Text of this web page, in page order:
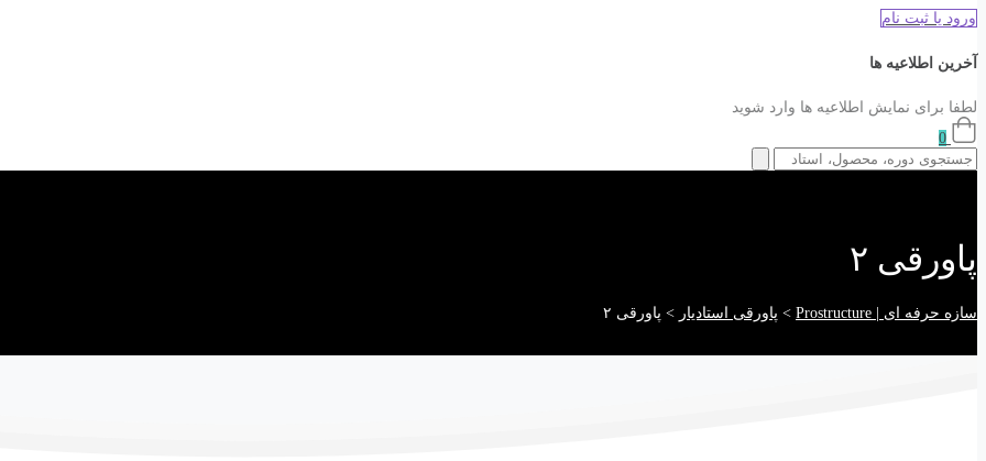
ورود یا ثبت نام
آخرین اطلاعیه ها
لطفا برای نمایش اطلاعیه ها وارد شوید
0
پاورقی ۲
سازه حرفه ای | Prostructure > پاورقی استادیار > پاورقی ۲